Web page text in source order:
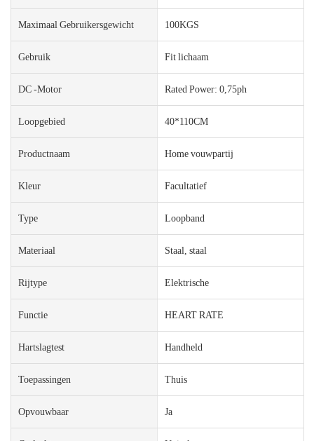
Maximaal Gebruikersgewicht 100KGS
Gebruik Fit lichaam
DC -motor Rated Power: 0,75ph
Loopgebied 40*110CM
Productnaam Home vouwpartij
Kleur Facultatief
Type Loopband
Materiaal Staal, staal
Rijtype Elektrische
Functie HEART RATE
Hartslagtest Handheld
Toepassingen Thuis
Opvouwbaar Ja